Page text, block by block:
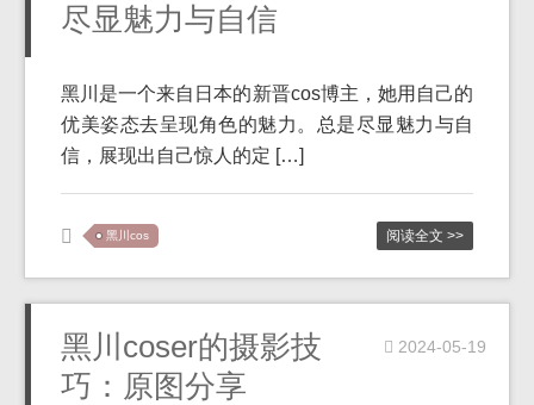
尽显魅力与自信
黑川是一个来自日本的新晋cos博主，她用自己的
优美姿态去呈现角色的魅力。总是尽显魅力与自
信，展现出自己惊人的定 […]
黑川cos 阅读全文 >>
黑川coser的摄影技
巧：原图分享
2024-05-19